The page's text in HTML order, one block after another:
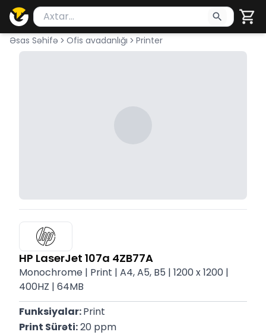
Məhsul axtar
Axtarış üçün ən azı 2 simvol yazın. Göndərmək
Əsas Səhifə Ofis avadanlığı Printer
HP LaserJet 107a 4ZB77A
Monochrome | Print | A4, A5, B5 | 1200 x 1200 |
400HZ | 64MB
Funksiyalar: Print
Print Sürəti: 20 ppm